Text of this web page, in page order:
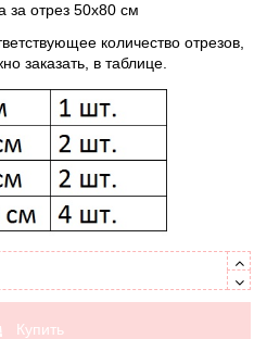
за отрез 50х80 см
количество отрезов,
заказать, в таблице.
Купить